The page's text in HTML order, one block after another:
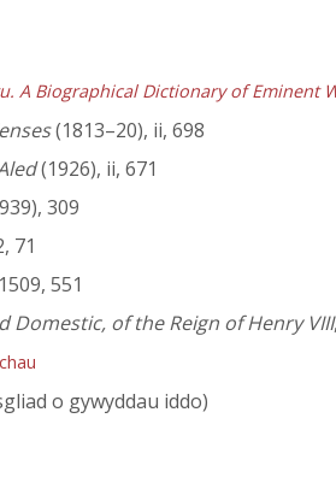
A Biographical Dictionary of Eminent
(1813–20), ii, 698
(1926), ii, 671
309
71
551
Domestic, of the Reign of Henry VIII
o gywyddau iddo)